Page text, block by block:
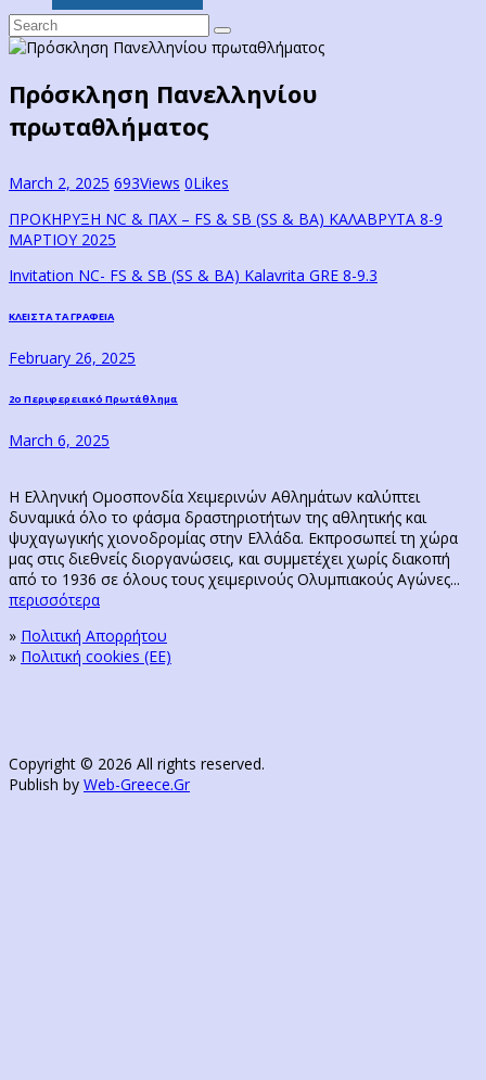
Πρόσκληση Πανελληνίου
πρωταθλήματος
March 2, 2025 693Views 0Likes
ΠΡΟΚΗΡΥΞΗ NC & ΠΑΧ – FS & SB (SS & BA) ΚΑΛΑΒΡΥΤΑ 8-9
ΜΑΡΤΙΟΥ 2025
Invitation NC- FS & SB (SS & BA) Kalavrita GRE 8-9.3
Post
navigation
Previous
ΚΛΕΙΣΤΑ ΤΑ ΓΡΑΦΕΙΑ
February 26, 2025
Next
2ο Περιφερειακό Πρωτάθλημα
March 6, 2025
Η Ελληνική Ομοσπονδία Χειμερινών Αθλημάτων καλύπτει
δυναμικά όλο το φάσμα δραστηριοτήτων της αθλητικής και
ψυχαγωγικής χιονοδρομίας στην Ελλάδα. Εκπροσωπεί τη χώρα
μας στις διεθνείς διοργανώσεις, και συμμετέχει χωρίς διακοπή
από το 1936 σε όλους τους χειμερινούς Ολυμπιακούς Αγώνες...
περισσότερα
» Πολιτική Απορρήτου
» Πολιτική cookies (ΕΕ)
Copyright © 2026 All rights reserved.
Publish by Web-Greece.Gr